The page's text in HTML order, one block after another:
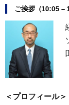
ご挨拶（10:05 –
＜プロフィール＞